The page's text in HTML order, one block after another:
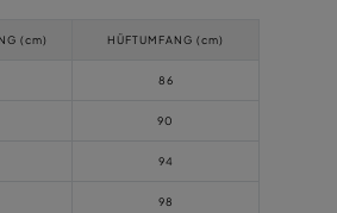
(cm) HÜFTUMFANG (cm)
86
90
94
98